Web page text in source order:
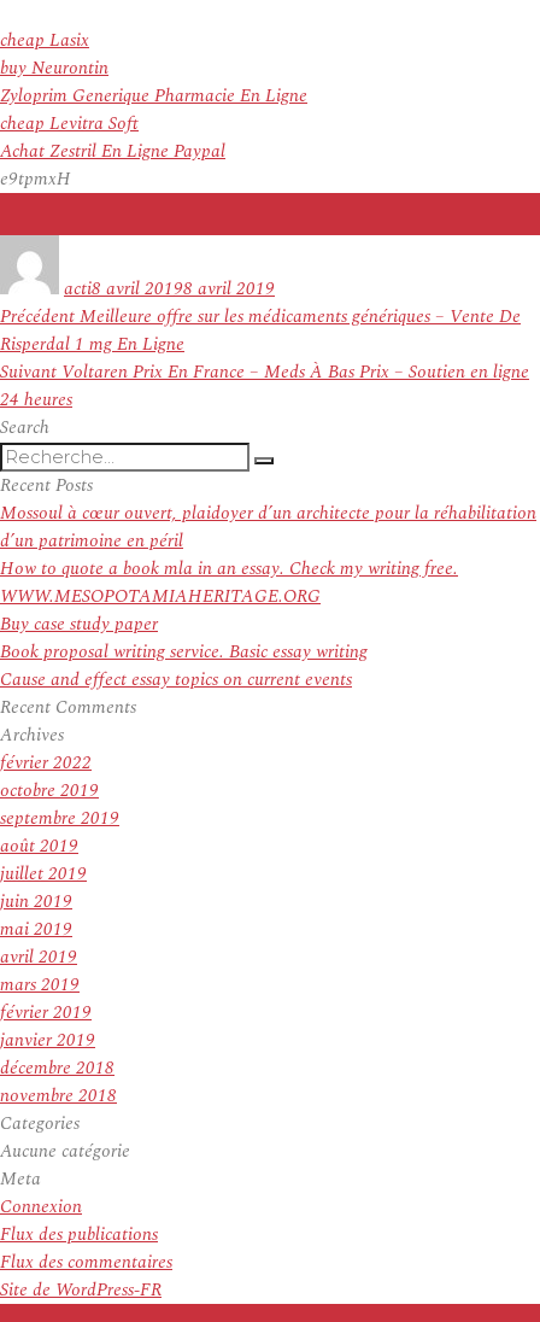
cheap Lasix
buy Neurontin
Zyloprim Generique Pharmacie En Ligne
cheap Levitra Soft
Achat Zestril En Ligne Paypal
e9tpmxH
actile
8 avril 20198 avril 2019
Navigation
de
l’article
PrécédentArticle
précédent :
Meilleure offre sur les médicaments génériques – Vente De
Risperdal 1 mg En Ligne
Suivant Article
suivant :
Voltaren Prix En France – Meds À Bas Prix – Soutien en ligne
24 heures
Search
Recherche
pour
:
Recherche
Recent Posts
Mossoul à cœur ouvert, plaidoyer d’un architecte pour la réhabilitation
d’un patrimoine en péril
How to quote a book mla in an essay. Check my writing free.
WWW.MESOPOTAMIAHERITAGE.ORG
Buy case study paper
Book proposal writing service. Basic essay writing
Cause and effect essay topics on current events
Recent Comments
Archives
février 2022
octobre 2019
septembre 2019
août 2019
juillet 2019
juin 2019
mai 2019
avril 2019
mars 2019
février 2019
janvier 2019
décembre 2018
novembre 2018
Categories
Aucune catégorie
Meta
Connexion
Flux des publications
Flux des commentaires
Site de WordPress-FR